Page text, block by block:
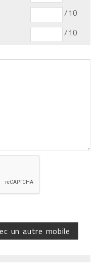
/10
/10
un autre mobile